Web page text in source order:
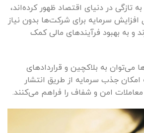
تازگی در دنیای اقتصاد ظهور کرده‌اند،
سرمایه برای شرکت‌ها بدون نیاز
و به بهبود فرآیندهای مالی کمک
می‌توان به بلاکچین و قراردادهای
جذب سرمایه از طریق انتشار
امن و شفاف را فراهم می‌کنند.